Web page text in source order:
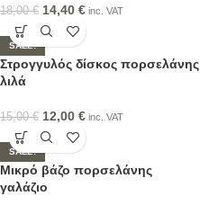
18,00€ 14,40 € inc. VAT
SALE!
Στρογγυλός δίσκος πορσελάνης
λιλά
15,00€ 12,00 € inc. VAT
SALE!
Μικρό βάζο πορσελάνης
γαλάζιο